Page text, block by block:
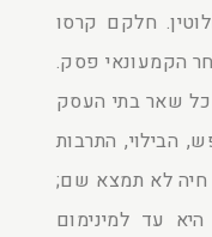
חלקם קרסו
הקמעונאי פסק.
כל שאר בתי העסק
הבילוי, התרבות
חיה לא תמצא שם;
עד למינימום